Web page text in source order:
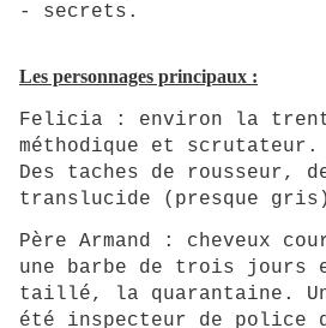
- secrets.
Les personnages principaux :
Felicia : environ la
méthodique et
Des taches de rousseur,
translucide (presque
Père Armand : cheveux
une barbe de trois jours
taillé, la quarantaine.
été inspecteur de police